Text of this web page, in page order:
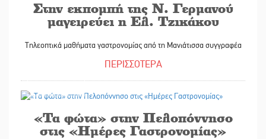
Στην εκπομπή της Ν. Γερμανού
μαγειρεύει η Ελ. Τζικάκου
Τηλεοπτικά μαθήματα γαστρονομίας από τη Μανιάτισσα συγγραφέα
ΠΕΡΙΣΣΟΤΕΡΑ
«Τα φώτα» στην Πελοπόννησο
στις «Ημέρες Γαστρονομίας»